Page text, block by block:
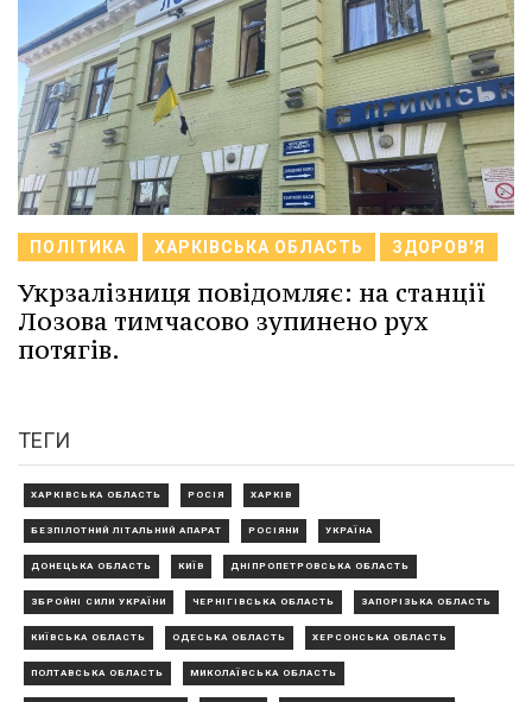
ПОЛІТИКА ХАРКІВСЬКА ОБЛАСТЬ ЗДОРОВ'Я
Укрзалізниця повідомляє: на станції
Лозова тимчасово зупинено рух
потягів.
ТЕГИ
ХАРКІВСЬКА ОБЛАСТЬ РОСІЯ ХАРКІВ
БЕЗПІЛОТНИЙ ЛІТАЛЬНИЙ АПАРАТ РОСІЯНИ УКРАЇНА
ДОНЕЦЬКА ОБЛАСТЬ КИЇВ ДНІПРОПЕТРОВСЬКА ОБЛАСТЬ
ЗБРОЙНІ СИЛИ УКРАЇНИ ЧЕРНІГІВСЬКА ОБЛАСТЬ ЗАПОРІЗЬКА ОБЛАСТЬ
КИЇВСЬКА ОБЛАСТЬ ОДЕСЬКА ОБЛАСТЬ ХЕРСОНСЬКА ОБЛАСТЬ
ПОЛТАВСЬКА ОБЛАСТЬ МИКОЛАЇВСЬКА ОБЛАСТЬ